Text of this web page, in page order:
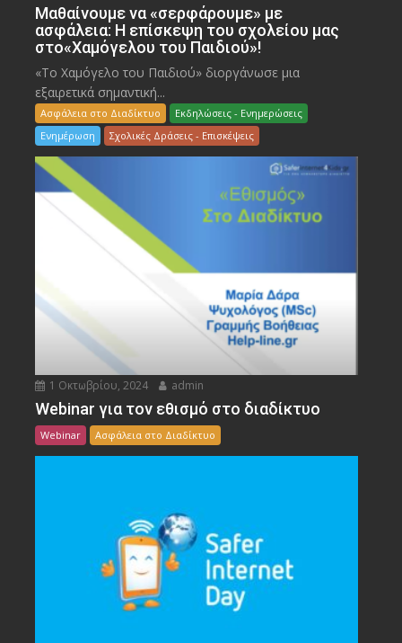
Μαθαίνουμε να «σερφάρουμε» με
ασφάλεια: Η επίσκεψη του σχολείου μας
στο«Χαμόγελου του Παιδιού»!
«Το Χαμόγελο του Παιδιού» διοργάνωσε μια
εξαιρετικά σημαντική...
Ασφάλεια στο Διαδίκτυο
Εκδηλώσεις - Ενημερώσεις
Ενημέρωση
Σχολικές Δράσεις - Επισκέψεις
1 Οκτωβρίου, 2024 admin
Webinar για τον εθισμό στο διαδίκτυο
Webinar Ασφάλεια στο Διαδίκτυο